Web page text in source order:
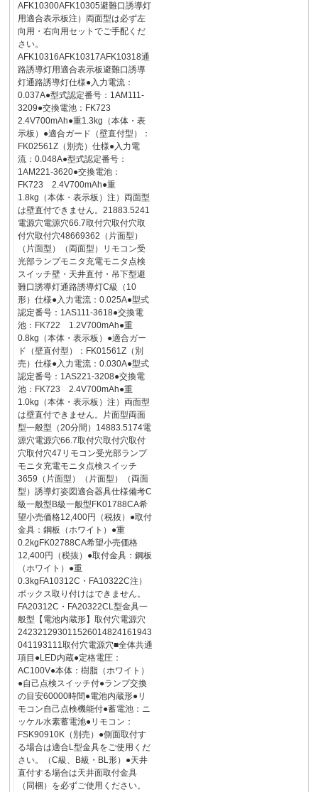
AFK10300AFK10305避難口誘導灯
用適合表示板注）両面型は必ず左
向用・右向用セットでご手配くだ
さい。
AFK10316AFK10317AFK10318通
路誘導灯用適合表示板避難口誘導
灯通路誘導灯仕様●入力電流：
0.037A●型式認定番号：1AM111-
3209●交換電池：FK723
2.4V700mAh●重1.3kg（本体・表
示板）●適合ガード（壁直付型）：
FK02561Z（別売）仕様●入力電
流：0.048A●型式認定番号：
1AM221-3620●交換電池：
FK723 2.4V700mAh●重
1.8kg（本体・表示板）注）両面型
は壁直付できません。21883.5241
電源穴電源穴66.7取付穴取付穴取
付穴取付穴48669362（片面型）
（片面型）（両面型）リモコン受
光部ランプモニタ充電モニタ点検
スイッチ壁・天井直付・吊下型避
難口誘導灯通路誘導灯C級（10
形）仕様●入力電流：0.025A●型式
認定番号：1AS111-3618●交換電
池：FK722 1.2V700mAh●重
0.8kg（本体・表示板）●適合ガー
ド（壁直付型）：FK01561Z（別
売）仕様●入力電流：0.030A●型式
認定番号：1AS221-3208●交換電
池：FK723 2.4V700mAh●重
1.0kg（本体・表示板）注）両面型
は壁直付できません。片面型両面
型一般型（20分間）14883.5174電
源穴電源穴66.7取付穴取付穴取付
穴取付穴47リモコン受光部ランプ
モニタ充電モニタ点検スイッチ
3659（片面型）（片面型）（両面
型）誘導灯姿図適合器具仕様備考C
級一般型B級一般型FK01788CA希
望小売価格12,400円（税抜）●取付
金具：鋼板（ホワイト）●重
0.2kgFK02788CA希望小売価格
12,400円（税抜）●取付金具：鋼板
（ホワイト）●重
0.3kgFA10312C・FA10322C注）
ボックス取り付けはできません。
FA20312C・FA20322CL型金具一
般型【電池内蔵形】取付穴電源穴
242321293011526014824161943
041193111取付穴電源穴■全体共通
項目●LED内蔵●定格電圧：
AC100V●本体：樹脂（ホワイト）
●自己点検スイッチ付●ランプ交換
の目安60000時間●電池内蔵形●リ
モコン自己点検機能付●蓄電池：ニ
ッケル水素蓄電池●リモコン：
FSK90910K（別売）●側面取付す
る場合は適合L型金具をご使用くだ
さい。（C級、B級・BL形）●天井
直付する場合は天井面取付金具
（同梱）を必ずご使用ください。